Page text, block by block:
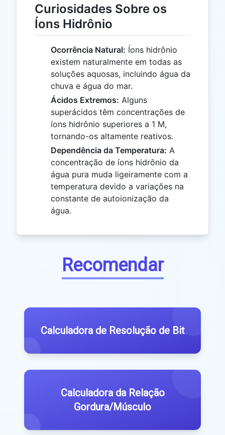
Curiosidades Sobre os
Íons Hidrônio
Ocorrência Natural: Íons hidrônio
existem naturalmente em todas as
soluções aquosas, incluindo água da
chuva e água do mar.
Ácidos Extremos: Alguns
superácidos têm concentrações de
íons hidrônio superiores a 1 M,
tornando-os altamente reativos.
Dependência da Temperatura: A
concentração de íons hidrônio da
água pura muda ligeiramente com a
temperatura devido a variações na
constante de autoionização da
água.
Recomendar
Calculadora de Resolução de Bit
Calculadora da Relação
Gordura/Músculo